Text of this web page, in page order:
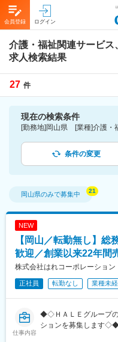
会員登録 ログイン
介護・福祉関連サービ
求人検索結果
27 件
現在の検索条件
条件の変更
岡山県のみで募集中
NEW
【岡山／転勤無し】
歓迎／創業以来22年間
株式会社はれコーポレーション
正社員 転勤なし 業種未
仕事内容
◆◇ＨＡＬＥグループの
ションを募集します